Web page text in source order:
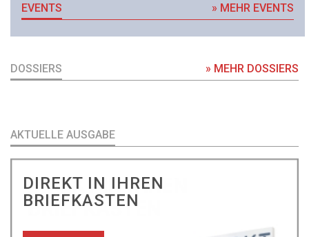
EVENTS » MEHR EVENTS
DOSSIERS » MEHR DOSSIERS
AKTUELLE AUSGABE
DIREKT IN IHREN
BRIEFKASTEN